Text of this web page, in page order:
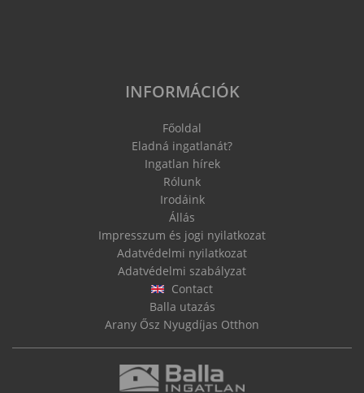
INFORMÁCIÓK
Főoldal
Eladná ingatlanát?
Ingatlan hírek
Rólunk
Irodáink
Állás
Impresszum és jogi nyilatkozat
Adatvédelmi nyilatkozat
Adatvédelmi szabályzat
Contact
Balla utazás
Arany Ősz Nyugdíjas Otthon